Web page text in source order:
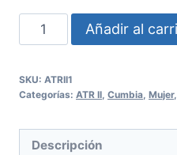
Polera
ATR
Mujer
Añadir al
SKU: ATRII1
Categorías: ATR II, Cumbia, Mujer,
Descripción